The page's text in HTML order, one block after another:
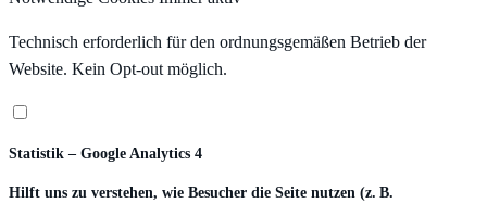
Technisch erforderlich für den ordnungsgemäßen Betrieb der
Website. Kein Opt-out möglich.
Statistik – Google Analytics 4
Hilft uns zu verstehen, wie Besucher die Seite nutzen (z. B.